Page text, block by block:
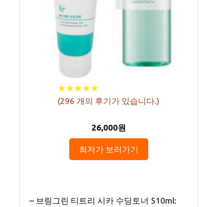
★★★★★
★★★★★
(296 개의 후기가 있습니다.)
26,000원
최저가 보러가기
– 브링그린 티트리 시카 수딩토너 510ml: